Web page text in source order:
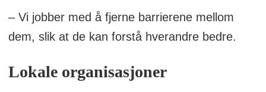
– Vi jobber med å fjerne barrierene mellom
dem, slik at de kan forstå hverandre bedre.
Lokale organisasjoner